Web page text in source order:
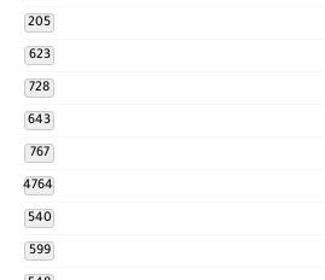
205
623
728
643
767
4764
540
599